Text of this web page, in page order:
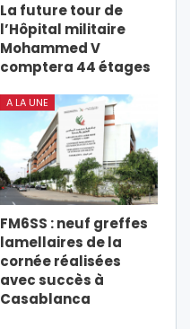
La future tour de
l’Hôpital militaire
Mohammed V
comptera 44 étages
A LA UNE
FM6SS : neuf greffes
lamellaires de la
cornée réalisées
avec succès à
Casablanca